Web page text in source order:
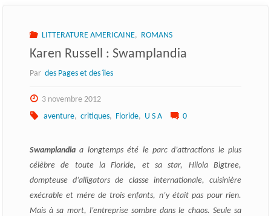
LITTERATURE AMERICAINE, ROMANS
Karen Russell : Swamplandia
Par des Pages et des îles
3 novembre 2012
aventure, critiques, Floride, U S A 0
Swamplandiaa longtemps été le parc d’attractions le plus
célèbre de toute la Floride, et sa star, Hilola Bigtree,
dompteuse d’alligators de classe internationale, cuisinière
exécrable et mère de trois enfants, n’y était pas pour rien.
Mais à sa mort, l’entreprise sombre dans le chaos. Seule sa